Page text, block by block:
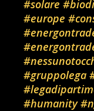
#solare
#europe
#gruppolega
#humanity